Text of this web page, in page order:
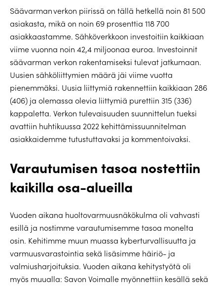
Säävarman verkon piirissä on tällä hetkellä noin 81 500
asiakasta, mikä on noin 69 prosenttia 118 700
asiakkaastamme. Sähköverkkoon investoitiin kaikkiaan
viime vuonna noin 42,4 miljoonaa euroa. Investoinnit
säävarman verkon rakentamiseksi tulevat jatkumaan.
Uusien sähköliittymien määrä jäi viime vuotta
pienemmäksi. Uusia liittymiä rakennettiin kaikkiaan 286
(406) ja olemassa olevia liittymiä purettiin 315 (336)
kappaletta. Verkon tulevaisuuden suunnittelun tueksi
avattiin huhtikuussa 2022 kehittämissuunnitelman
asiakkaidemme tutustuttavaksi ja kommentoivaksi.
Varautumisen tasoa nostettiin
kaikilla osa-alueilla
Vuoden aikana huoltovarmuusnäkökulma oli vahvasti
esillä ja nostimme varautumisemme tasoa monelta
osin. Kehitimme muun muassa kyberturvallisuutta ja
varmuusvarastointia sekä lisäsimme häiriö- ja
valmiusharjoituksia. Vuoden aikana kehitystyötä oli
myös muualla: Savon Voimalle myönnettiin kesällä sekä